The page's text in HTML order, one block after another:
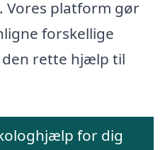
platform gør
forskellige
rette hjælp til
for dig